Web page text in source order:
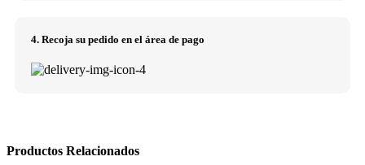
4. Recoja su pedido en el área de pago
Productos Relacionados